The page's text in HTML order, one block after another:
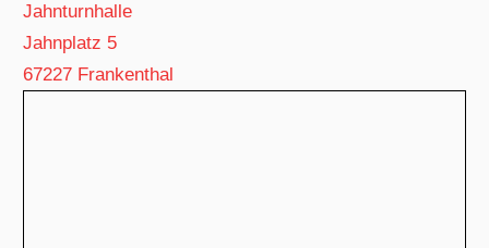
Jahnturnhalle
Jahnplatz 5
67227 Frankenthal